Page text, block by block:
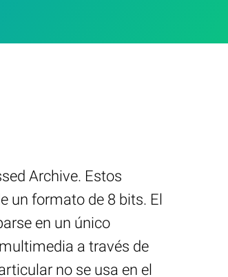
Archive. Estos
un formato de 8 bits. El
en un único
a través de
no se usa en el